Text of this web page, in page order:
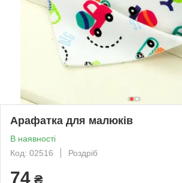
Арафатка для малюків
В наявності
Код: 02516
Роздріб
74 ₴